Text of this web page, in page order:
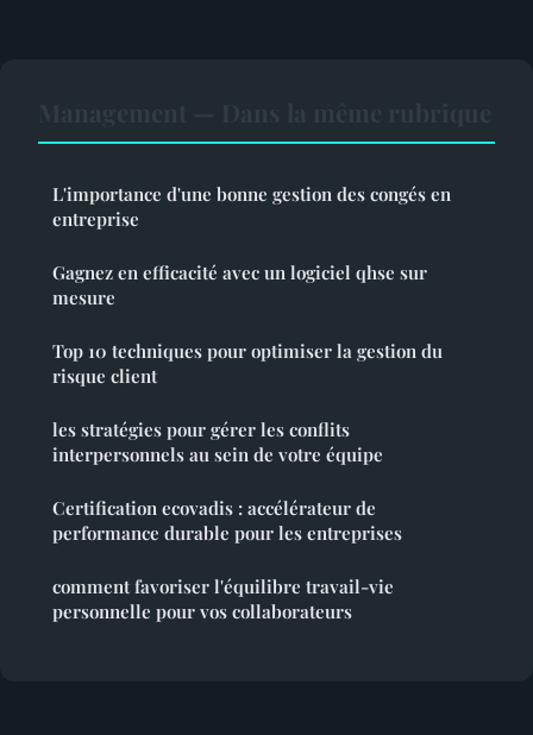
L'importance d'une bonne gestion des congés en
entreprise
Gagnez en efficacité avec un logiciel qhse sur
mesure
Top 10 techniques pour optimiser la gestion du
risque client
les stratégies pour gérer les conflits
interpersonnels au sein de votre équipe
Certification ecovadis : accélérateur de
performance durable pour les entreprises
comment favoriser l'équilibre travail-vie
personnelle pour vos collaborateurs